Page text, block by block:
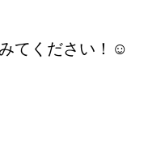
てください！☺